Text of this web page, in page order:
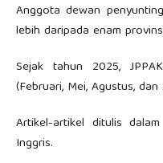
Anggota dewan
lebih daripada enam
Sejak tahun 2025,
(Februari, Mei, Agustus,
Artikel-artikel ditulis
Inggris.